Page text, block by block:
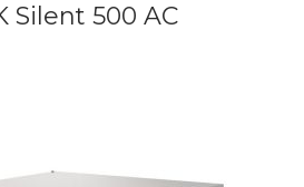
Silent 500 AC